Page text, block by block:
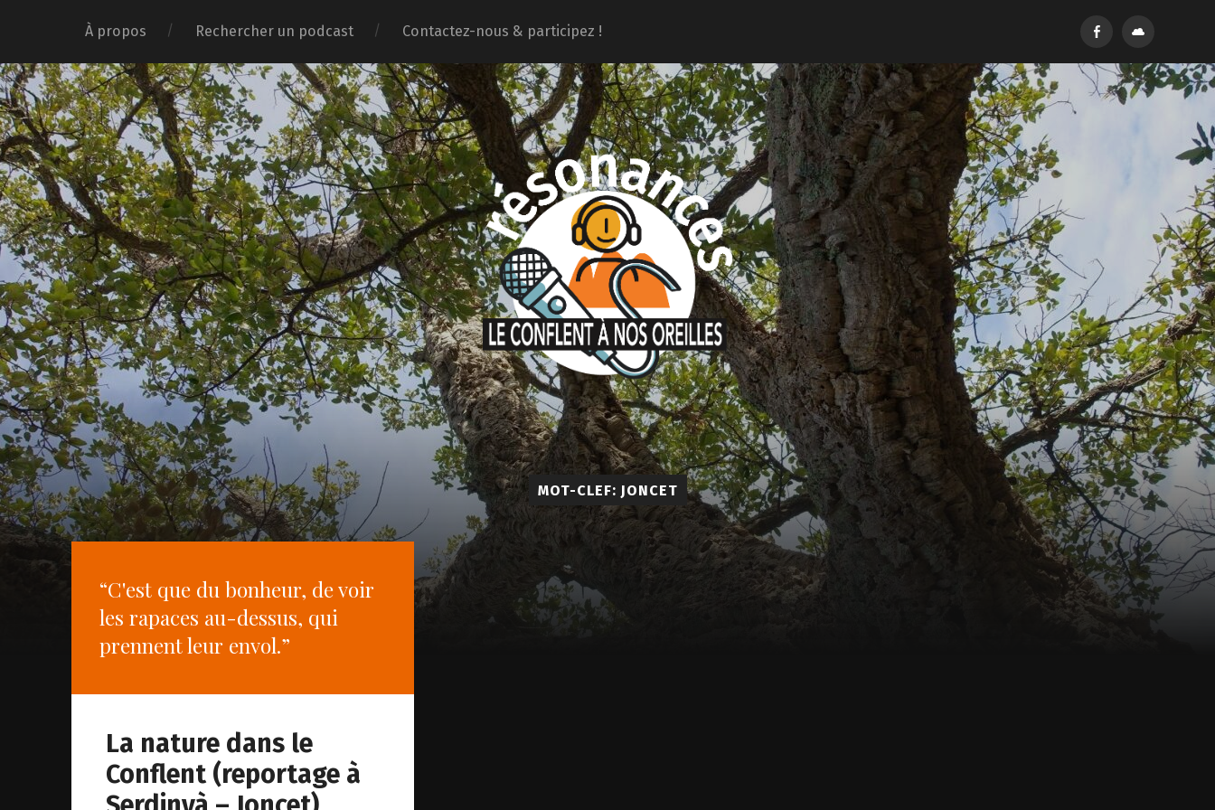
À propos Rechercher un podcast Contactez-nous & participez !
MOT-CLEF: JONCET
“C'est que du bonheur, de voir
les rapaces au-dessus, qui
prennent leur envol.”
La nature dans le
Conflent (reportage à